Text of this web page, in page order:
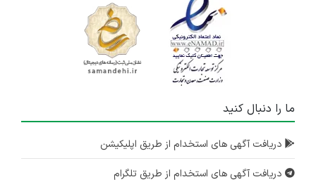
ما را دنبال کنید
دریافت آگهی های استخدام از طریق اپلیکیشن
دریافت آگهی های استخدام از طریق تلگرام